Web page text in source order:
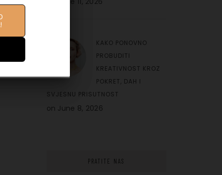
KAKO PONOVNO
PROBUDITI
KREATIVNOST KROZ
POKRET, DAH I
SVJESNU PRISUTNOST
on June 8, 2026
PRATITE NAS